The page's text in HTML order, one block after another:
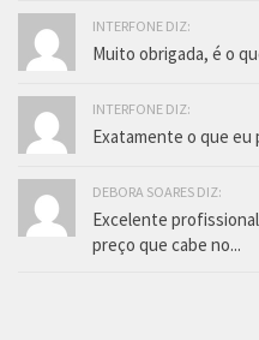
INTERFONE DIZ:
Muito obrigada, é o
INTERFONE DIZ:
Exatamente o que eu
DEBORA SOARES DIZ:
Excelente
preço que cabe no...